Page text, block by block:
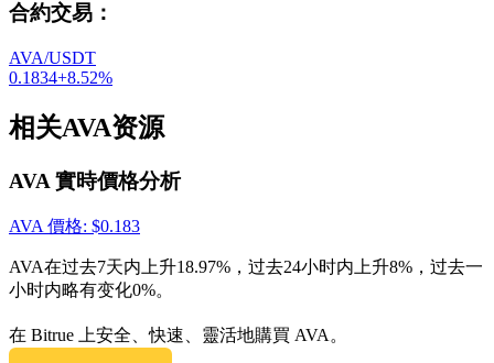
合約交易 ：
AVA/USDT
0.1834+8.52%
相关AVA资源
AVA 實時價格分析
AVA 價格: $0.183
AVA在过去7天内上升18.97%，过去24小时内上升8%，过去一
小时内略有变化0%。
在 Bitrue 上安全、快速、靈活地購買 AVA。